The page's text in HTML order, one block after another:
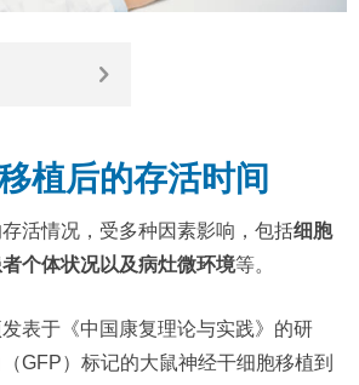
植后的存活时间
活情况，受多种因素影响，包括细胞
个体状况以及病灶微环境等。
表于《中国康复理论与实践》的研
GFP）标记的大鼠神经干细胞移植到